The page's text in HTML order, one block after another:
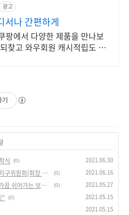
광고
서나 간편하게
팡에서 다양한 제품을 만나보
찾고 와우회원 캐시적립도 받
식
(0) 2021.06.30
법무부 청소년 범죄예방위원 포천지구위원회(회장 윤충식), 영중중학교 학교폭력 예방캠페인 실시 (0) 2021.06.16
아난티 코드 #살롱드이터널저니, 가끔 쉬어가는 보너스 트랙 (0) 2021.05.27
" (0) 2021.05.15
2021.05.15